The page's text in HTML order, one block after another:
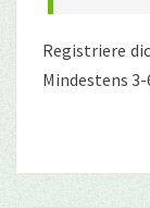
Registriere
Mindestens